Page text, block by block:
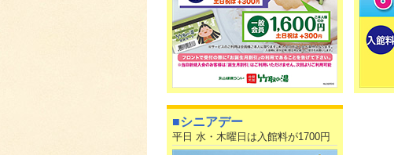
■シニアデー
平日 水・木曜日は入館料が1700円